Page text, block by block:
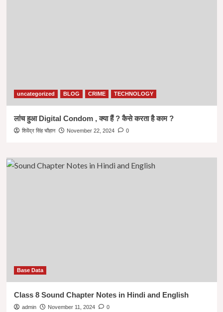
uncategorized BLOG CRIME TECHNOLOGY
लांच हुआ Digital Condom , क्या हैं ? कैसे करता है काम ?
शिवेंद्र सिंह चौहान November 22, 2024 0
Base Data
Class 8 Sound Chapter Notes in Hindi and English
admin November 11, 2024 0